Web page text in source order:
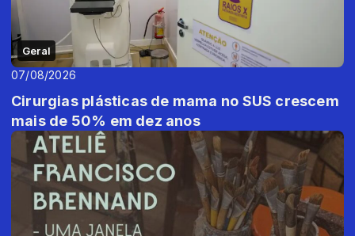
Geral
07/08/2026
Cirurgias plásticas de mama no SUS crescem
mais de 50% em dez anos